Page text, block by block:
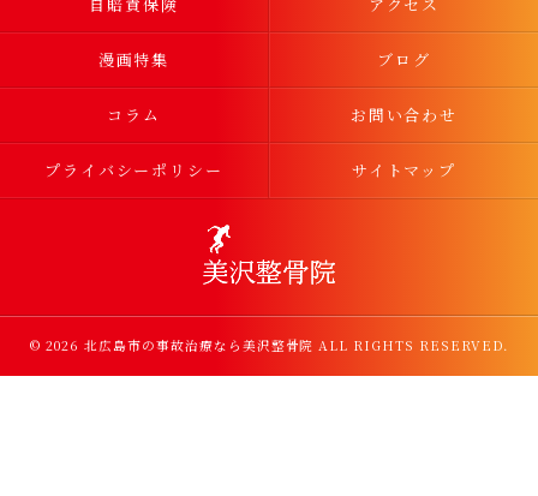
漫画特集 ブログ
コラム お問い合わせ
プライバシーポリシー サイトマップ
© 2026 北広島市の事故治療なら美沢整骨院 ALL RIGHTS RESERVED.